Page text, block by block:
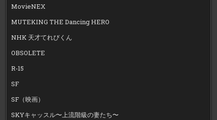
MovieNEX
MUTEKING THE Dancing HERO
NHK 天才てれびくん
OBSOLETE
R-15
SF
SF（映画）
SKYキャッスル〜上流階級の妻たち〜